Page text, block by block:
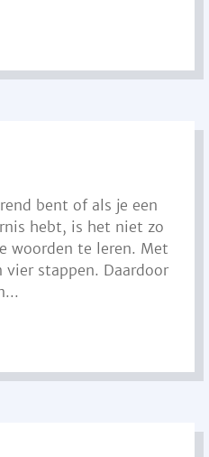
bent of als je een
hebt, is het niet zo
woorden te leren. Met
stappen. Daardoor